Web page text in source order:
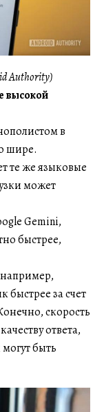
Authority)
высокой
в
шире.
те же языковые
может
Gemini,
быстрее,
быстрее за счет
скорость
ответа,
быть